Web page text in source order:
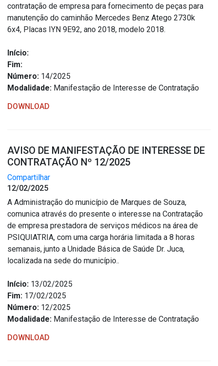
contratação de empresa para fornecimento de peças para
manutenção do caminhão Mercedes Benz Atego 2730k
6x4, Placas IYN 9E92, ano 2018, modelo 2018.
Início:
Fim:
Número: 14/2025
Modalidade: Manifestação de Interesse de Contratação
DOWNLOAD
AVISO DE MANIFESTAÇÃO DE INTERESSE DE
CONTRATAÇÃO Nº 12/2025
Compartilhar
12/02/2025
A Administração do município de Marques de Souza,
comunica através do presente o interesse na Contratação
de empresa prestadora de serviços médicos na área de
PSIQUIATRIA, com uma carga horária limitada a 8 horas
semanais, junto a Unidade Básica de Saúde Dr. Juca,
localizada na sede do município..
Início: 13/02/2025
Fim: 17/02/2025
Número: 12/2025
Modalidade: Manifestação de Interesse de Contratação
DOWNLOAD